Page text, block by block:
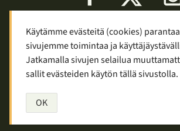
Keskustelu Palaute
Mainostaminen ja
Copyright © 2007—2026Tuomas Tolppi /
Käytämme evästeitä (cookies)
sivujemme toimintaa ja
Jatkamalla sivujen selailua
sallit evästeiden käytön tällä sivustolla.
OK